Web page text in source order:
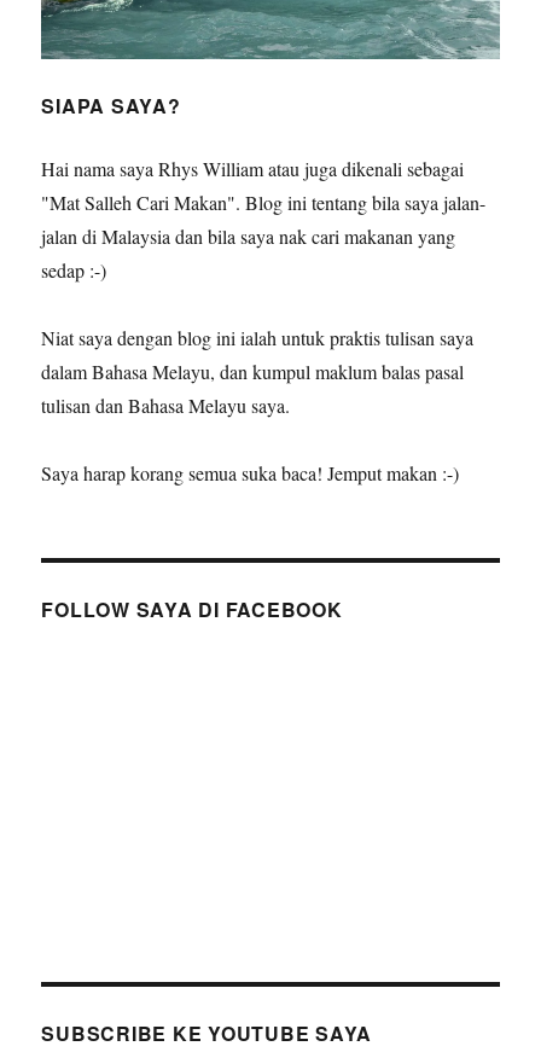
SIAPA SAYA?
Hai nama saya Rhys William atau juga dikenali sebagai
"Mat Salleh Cari Makan". Blog ini tentang bila saya jalan-
jalan di Malaysia dan bila saya nak cari makanan yang
sedap :-)
Niat saya dengan blog ini ialah untuk praktis tulisan saya
dalam Bahasa Melayu, dan kumpul maklum balas pasal
tulisan dan Bahasa Melayu saya.
Saya harap korang semua suka baca! Jemput makan :-)
FOLLOW SAYA DI FACEBOOK
SUBSCRIBE KE YOUTUBE SAYA